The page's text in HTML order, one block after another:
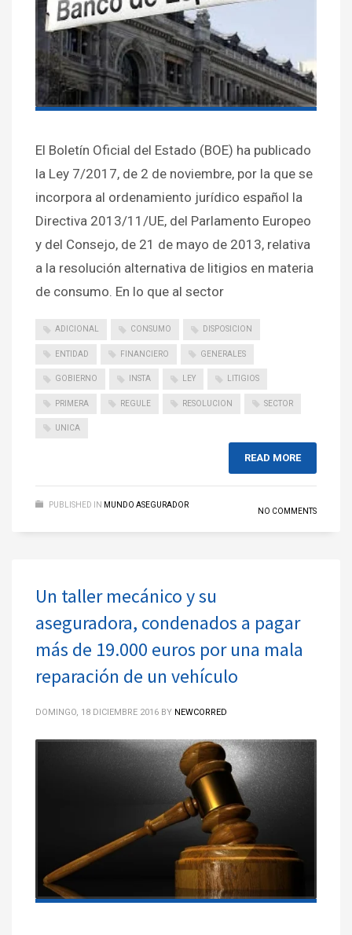
El Boletín Oficial del Estado (BOE) ha publicado
la Ley 7/2017, de 2 de noviembre, por la que se
incorpora al ordenamiento jurídico español la
Directiva 2013/11/UE, del Parlamento Europeo
y del Consejo, de 21 de mayo de 2013, relativa
a la resolución alternativa de litigios en materia
de consumo. En lo que al sector
ADICIONAL CONSUMO DISPOSICION
ENTIDAD FINANCIERO GENERALES
GOBIERNO INSTA LEY LITIGIOS
PRIMERA REGULE RESOLUCION SECTOR
UNICA
READ MORE
PUBLISHED IN MUNDO ASEGURADOR
NO COMMENTS
Un taller mecánico y su
aseguradora, condenados a pagar
más de 19.000 euros por una mala
reparación de un vehículo
DOMINGO, 18 DICIEMBRE 2016 BY NEWCORRED